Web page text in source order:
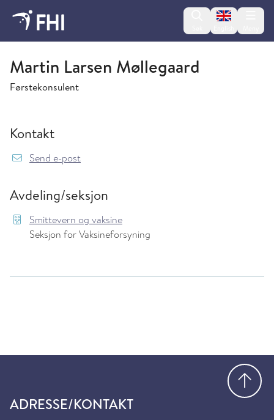
Change
Smittevern og vaksine
Martin Larsen Møllegaard
Førstekonsulent
Kontakt
Send e-post{model.translations.sendEmailTo}
Avdeling/seksjon
Smittevern og vaksine
Seksjon for Vaksineforsyning
ADRESSE/KONTAKT